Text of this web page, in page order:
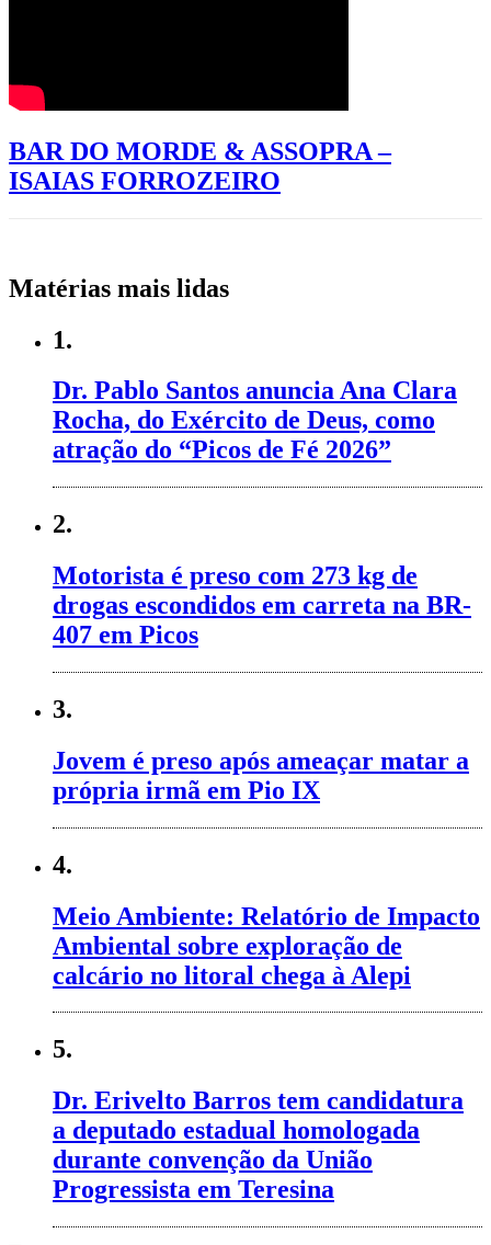
BAR DO MORDE & ASSOPRA –
ISAIAS FORROZEIRO
Matérias mais lidas
1.
Dr. Pablo Santos anuncia Ana Clara
Rocha, do Exército de Deus, como
atração do “Picos de Fé 2026”
2.
Motorista é preso com 273 kg de
drogas escondidos em carreta na BR-
407 em Picos
3.
Jovem é preso após ameaçar matar a
própria irmã em Pio IX
4.
Meio Ambiente: Relatório de Impacto
Ambiental sobre exploração de
calcário no litoral chega à Alepi
5.
Dr. Erivelto Barros tem candidatura
a deputado estadual homologada
durante convenção da União
Progressista em Teresina